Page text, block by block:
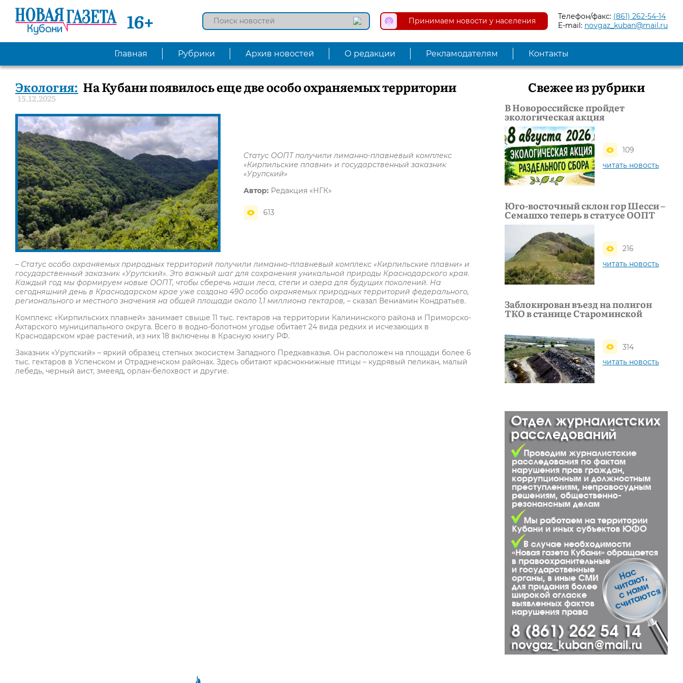
16+ Принимаем новости у населения Телефон/факс: (861) 262-54-14
E-mail: novgaz_kuban@mail.ru
Главная Рубрики Архив новостей О редакции Рекламодателям Контакты
Экология: На Кубани появилось еще две особо охраняемых территории
15.12.2025
Статус ООПТ получили лиманно-плавневый комплекс
«Кирпильские плавни» и государственный заказник
«Урупский»
Автор: Редакция «НГК»
613
– Статус особо охраняемых природных территорий получили лиманно-плавневый комплекс «Кирпильские плавни» и
государственный заказник «Урупский». Это важный шаг для сохранения уникальной природы Краснодарского края.
Каждый год мы формируем новые ООПТ, чтобы сберечь наши леса, степи и озера для будущих поколений. На
сегодняшний день в Краснодарском крае уже создано 490 особо охраняемых природных территорий федерального,
регионального и местного значения на общей площади около 1,1 миллиона гектаров, – сказал Вениамин Кондратьев.
Комплекс «Кирпильских плавней» занимает свыше 11 тыс. гектаров на территории Калининского района и Приморско-
Ахтарского муниципального округа. Всего в водно-болотном угодье обитает 24 вида редких и исчезающих в
Краснодарском крае растений, из них 18 включены в Красную книгу РФ.
Заказник «Урупский» – яркий образец степных экосистем Западного Предкавказья. Он расположен на площади более 6
тыс. гектаров в Успенском и Отрадненском районах. Здесь обитают краснокнижные птицы – кудрявый пеликан, малый
лебедь, черный аист, змееяд, орлан-белохвост и другие.
Свежее из рубрики
В Новороссийске пройдет
экологическая акция
109
читать новость
Юго-восточный склон гор Шесси –
Семашхо теперь в статусе ООПТ
216
читать новость
Заблокирован въезд на полигон
ТКО в станице Староминской
314
читать новость